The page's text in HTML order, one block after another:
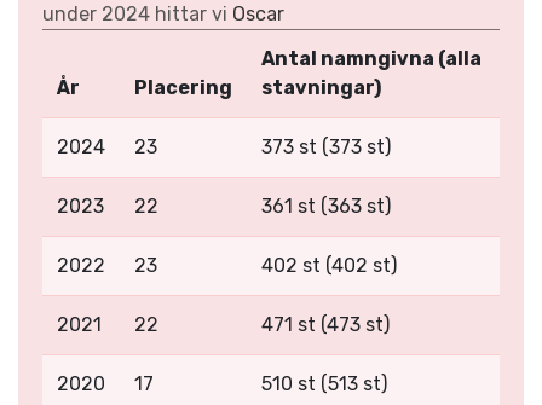
under 2024 hittar vi Oscar
År Placering
Antal namngivna (alla
stavningar)
2024 23 373 st (373 st)
2023 22 361 st (363 st)
2022 23 402 st (402 st)
2021 22 471 st (473 st)
2020 17 510 st (513 st)